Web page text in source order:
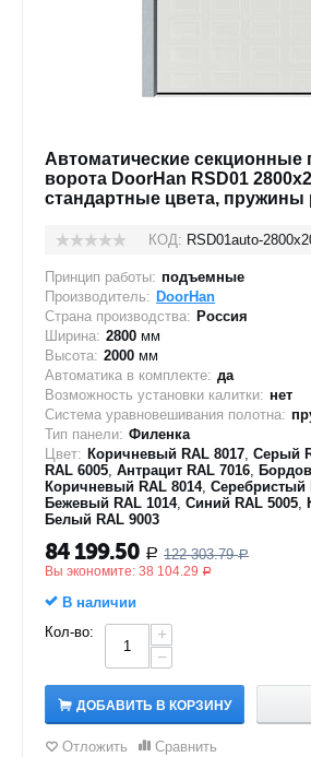
Автоматические секционные
ворота DoorHan RSD01
стандартные цвета, пружины
КОД: RSD01auto-
Принцип работы: подъемные
Производитель: DoorHan
Страна производства: Россия
Ширина: 2800 мм
Высота: 2000 мм
Автоматика в комплекте: да
Возможность установки калитки: нет
Система уравновешивания полотна:
Тип панели: Филенка
Цвет: Коричневый RAL 8017, Серый
RAL 6005, Антрацит RAL 7016,
Коричневый RAL 8014, Серебристый
Бежевый RAL 1014, Синий RAL 5005,
Белый RAL 9003
84 199.50 Р 122 303.79 Р
Вы экономите: 38 104.29 Р
В наличии
Кол-во:
+
−
ДОБАВИТЬ В КОРЗИНУ
Отложить Сравнить